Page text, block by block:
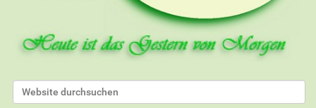
Website durchsuchen